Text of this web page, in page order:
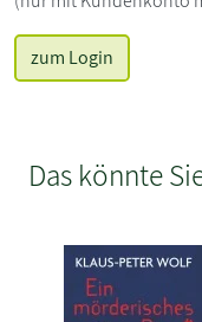
zum Login
Das könnte